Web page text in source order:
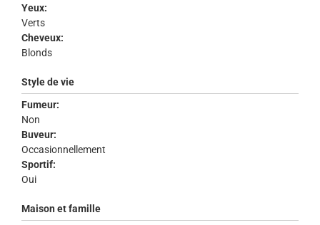
Yeux:
Verts
Cheveux:
Blonds
Style de vie
Fumeur:
Non
Buveur:
Occasionnellement
Sportif:
Oui
Maison et famille